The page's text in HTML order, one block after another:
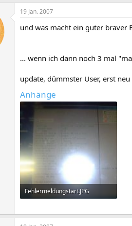
19 Jan. 2007
und was macht ein guter braver
... wenn ich dann noch 3 mal
update, dümmster User, erst
Anhänge
Fehlermeldungstart.JPG